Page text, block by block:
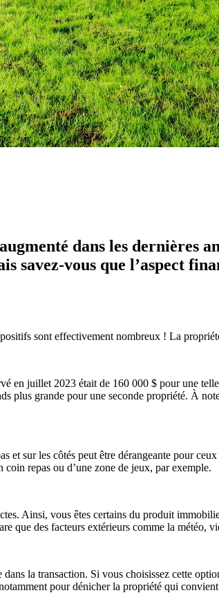
dans les dernières
vous que l’aspect
sont effectivement nombreux ! La
en juillet 2023 était de 160 000 $ pour une
plus grande pour une seconde propriété. À
et sur les côtés peut être dérangeante pour
repas ou d’une zone de jeux, par exemple.
Ainsi, vous êtes certains du produit
que des facteurs extérieurs comme la météo,
la transaction. Si vous choisissez cette
pour dénicher la propriété qui